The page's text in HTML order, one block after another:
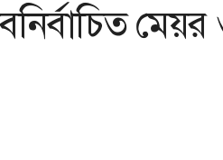
মেয়র